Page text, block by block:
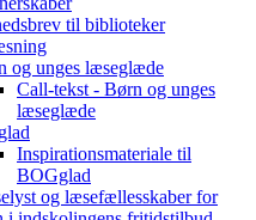
til biblioteker
og unges læseglæde
Call-tekst - Børn og unges
læseglæde
Inspirationsmateriale til
BOGglad
og læsefællesskaber for